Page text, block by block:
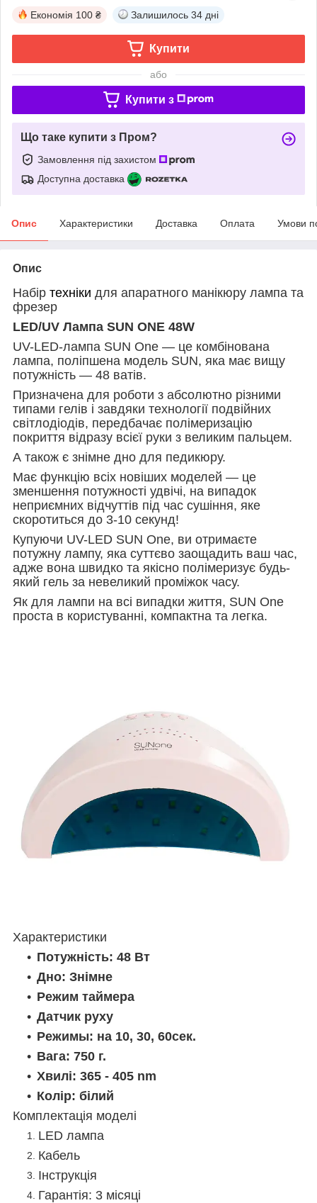
Економія 100 ₴ Залишилось 34 дні
Купити
або
Купити з
Що таке купити з Пром?
Замовлення під захистом
Доступна доставка
Опис Характеристики Доставка Оплата Умови
Опис
Набір техніки для апаратного манікюру лампа та
фрезер
LED/UV Лампа SUN ONE 48W
UV-LED-лампа SUN One — це комбінована
лампа, поліпшена модель SUN, яка має вищу
потужність — 48 ватів.
Призначена для роботи з абсолютно різними
типами гелів і завдяки технології подвійних
світлодіодів, передбачає полімеризацію
покриття відразу всієї руки з великим пальцем.
А також є знімне дно для педикюру.
Має функцію всіх новіших моделей — це
зменшення потужності удвічі, на випадок
неприємних відчуттів під час сушіння, яке
скоротиться до 3-10 секунд!
Купуючи UV-LED SUN One, ви отримаєте
потужну лампу, яка суттєво заощадить ваш час,
адже вона швидко та якісно полімеризує будь-
який гель за невеликий проміжок часу.
Як для лампи на всі випадки життя, SUN One
проста в користуванні, компактна та легка.
Характеристики
Потужність: 48 Вт
Дно: Знімне
Режим таймера
Датчик руху
Режимы: на 10, 30, 60сек.
Вага: 750 г.
Хвилі: 365 - 405 nm
Колір: білий
Комплектація моделі
LED лампа
Кабель
Інструкція
Гарантія: 3 місяці